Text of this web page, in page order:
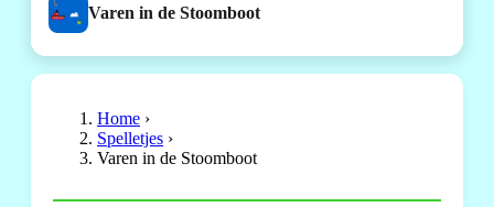
Varen in de Stoomboot
Home ›
Spelletjes ›
Varen in de Stoomboot